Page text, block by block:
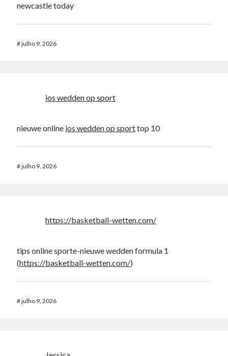
newcastle today​
#julho 9, 2026
ios wedden op sport
nieuwe online ios wedden op sporttop 10
#julho 9, 2026
https://basketball-wetten.com/
tips online sporte-nieuwe wedden formula 1
(https://basketball-wetten.com/)
#julho 9, 2026